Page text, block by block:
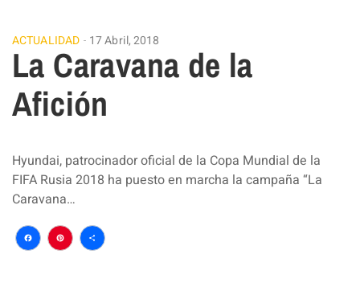
ACTUALIDAD 17 Abril, 2018
La Caravana de la
Afición
Hyundai, patrocinador oficial de la Copa Mundial de la
FIFA Rusia 2018 ha puesto en marcha la campaña “La
Caravana…
Facebook
Pinterest
Compartir